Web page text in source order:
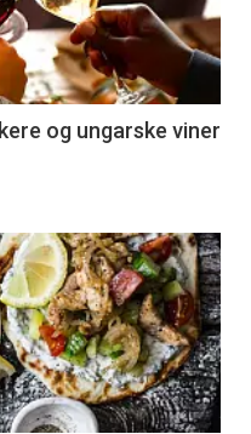
og ungarske viner